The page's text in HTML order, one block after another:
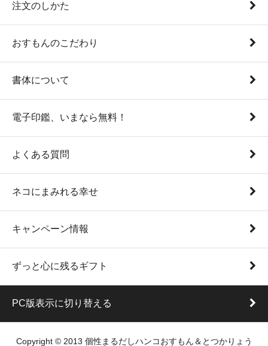
注文のしかた
おすもんのこだわり
書体について
電子印鑑、いまなら無料！
よくある質問
ネコにまみれる幸せ
キャンペーン情報
ずっと心に残るギフト
PC版表示に切り替える
Copyright © 2013 個性まるだしハンコおすもん＆とつかりょう